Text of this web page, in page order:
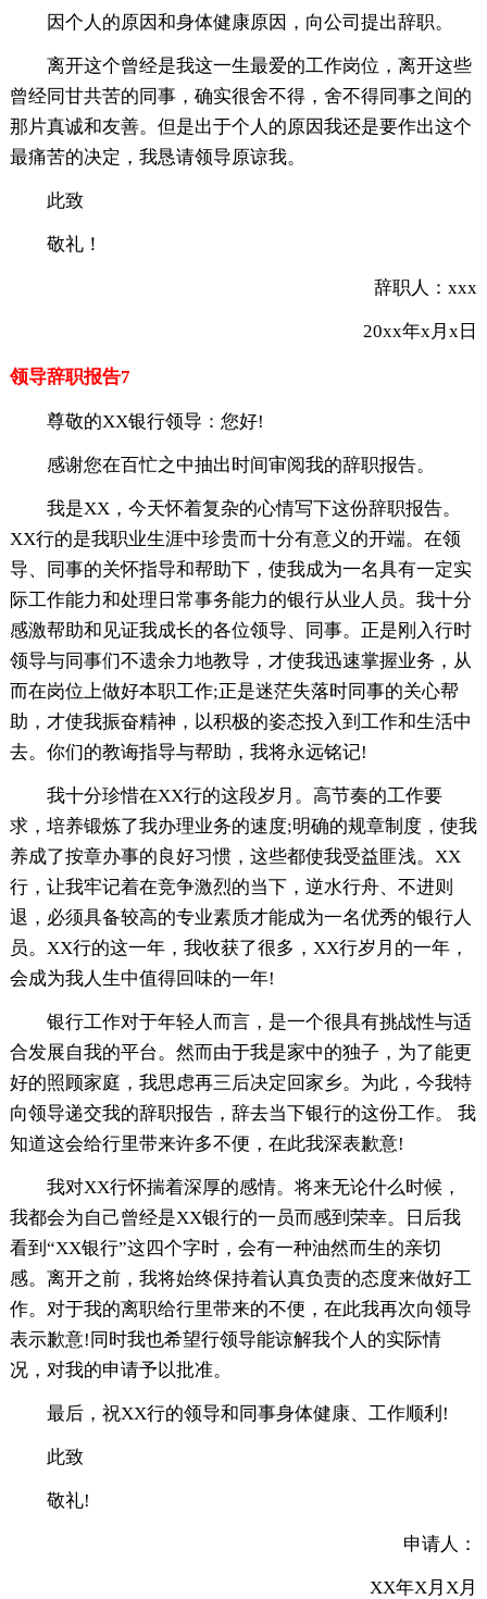
因个人的原因和身体健康原因，向公司提出辞职。
离开这个曾经是我这一生最爱的工作岗位，离开这些
曾经同甘共苦的同事，确实很舍不得，舍不得同事之间的
那片真诚和友善。但是出于个人的原因我还是要作出这个
最痛苦的决定，我恳请领导原谅我。
此致
敬礼！
辞职人：xxx
20xx年x月x日
领导辞职报告7
尊敬的XX银行领导：您好!
感谢您在百忙之中抽出时间审阅我的辞职报告。
我是XX，今天怀着复杂的心情写下这份辞职报告。
XX行的是我职业生涯中珍贵而十分有意义的开端。在领
导、同事的关怀指导和帮助下，使我成为一名具有一定实
际工作能力和处理日常事务能力的银行从业人员。我十分
感激帮助和见证我成长的各位领导、同事。正是刚入行时
领导与同事们不遗余力地教导，才使我迅速掌握业务，从
而在岗位上做好本职工作;正是迷茫失落时同事的关心帮
助，才使我振奋精神，以积极的姿态投入到工作和生活中
去。你们的教诲指导与帮助，我将永远铭记!
我十分珍惜在XX行的这段岁月。高节奏的工作要
求，培养锻炼了我办理业务的速度;明确的规章制度，使我
养成了按章办事的良好习惯，这些都使我受益匪浅。XX
行，让我牢记着在竞争激烈的当下，逆水行舟、不进则
退，必须具备较高的专业素质才能成为一名优秀的银行人
员。XX行的这一年，我收获了很多，XX行岁月的一年，
会成为我人生中值得回味的一年!
银行工作对于年轻人而言，是一个很具有挑战性与适
合发展自我的平台。然而由于我是家中的独子，为了能更
好的照顾家庭，我思虑再三后决定回家乡。为此，今我特
向领导递交我的辞职报告，辞去当下银行的这份工作。 我
知道这会给行里带来许多不便，在此我深表歉意!
我对XX行怀揣着深厚的感情。将来无论什么时候，
我都会为自己曾经是XX银行的一员而感到荣幸。日后我
看到“XX银行”这四个字时，会有一种油然而生的亲切
感。离开之前，我将始终保持着认真负责的态度来做好工
作。对于我的离职给行里带来的不便，在此我再次向领导
表示歉意!同时我也希望行领导能谅解我个人的实际情
况，对我的申请予以批准。
最后，祝XX行的领导和同事身体健康、工作顺利!
此致
敬礼!
申请人：
XX年X月X月